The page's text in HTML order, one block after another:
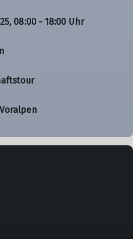
08:00 - 18:00 Uhr